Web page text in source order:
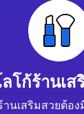
โก้ร้านเส
านเสริมสวยต้อ